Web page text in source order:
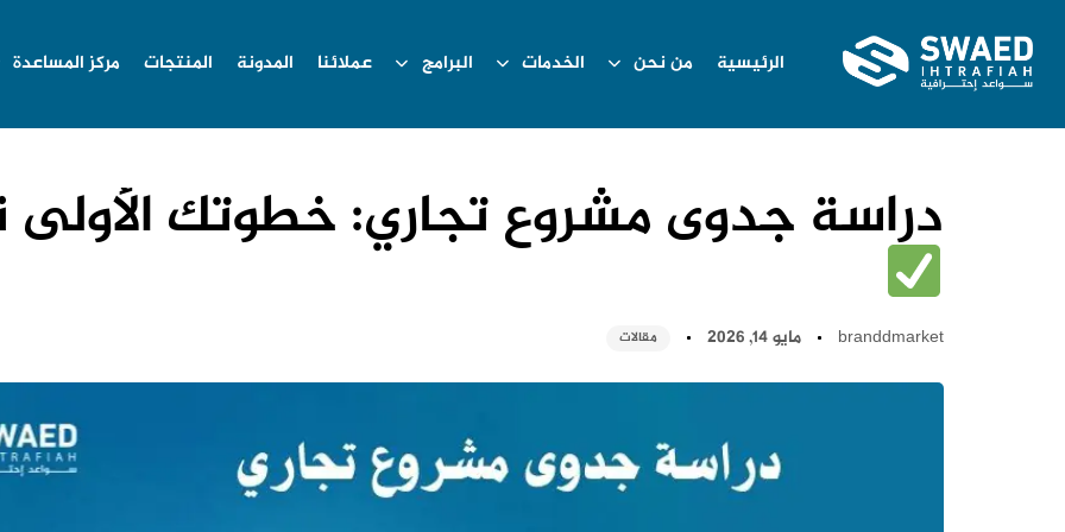
الرئيسية من نحن الخدمات البرامج عملائنا المدونة المنتجات مركز المساعدة
دراسة جدوى مشروع تجاري: خطوتك
branddmarket مايو 14, 2026 مقالات